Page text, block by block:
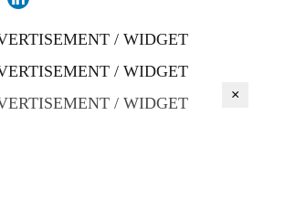
/ WIDGET
/ WIDGET
/ WIDGET
×